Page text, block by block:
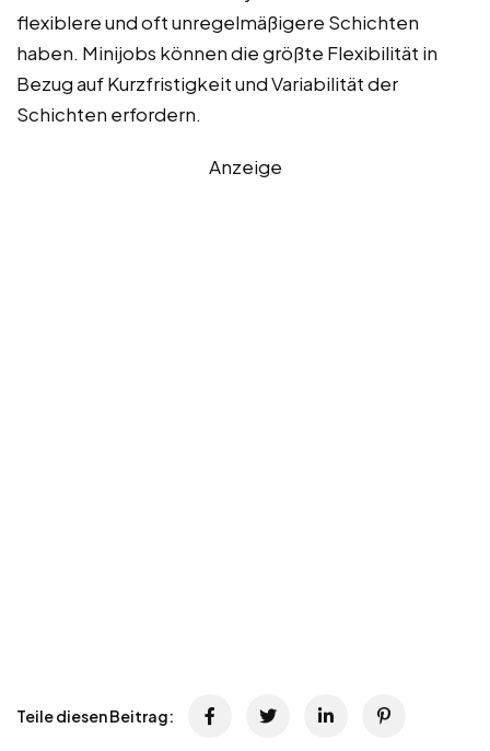
flexiblere und oft unregelmäßigere Schichten
haben. Minijobs können die größte Flexibilität in
Bezug auf Kurzfristigkeit und Variabilität der
Schichten erfordern.
Anzeige
Teile diesen Beitrag: